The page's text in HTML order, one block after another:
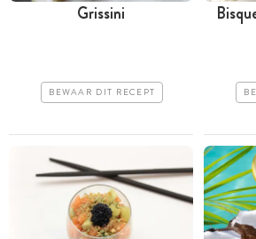
Grissini
BEWAAR DIT RECEPT